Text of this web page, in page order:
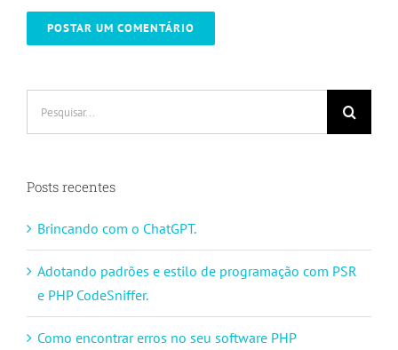
resultados
Posts recentes
Brincando com o ChatGPT.
Adotando padrões e estilo de programação com PSR
e PHP CodeSniffer.
Como encontrar erros no seu software PHP